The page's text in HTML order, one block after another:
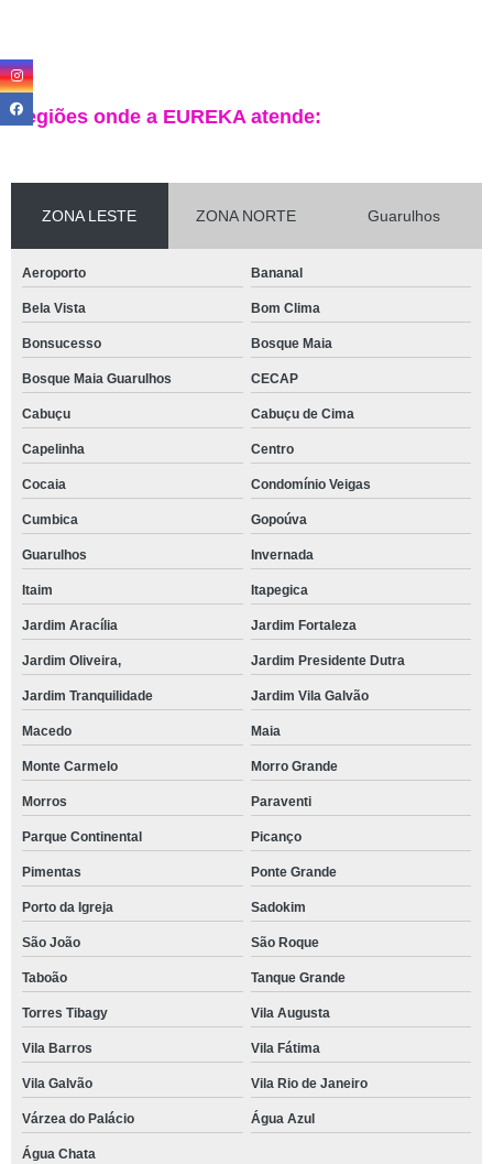
Regiões onde a EUREKA atende:
ZONA LESTE ZONA NORTE Guarulhos
Aeroporto Bananal
Bela Vista Bom Clima
Bonsucesso Bosque Maia
Bosque Maia Guarulhos CECAP
Cabuçu Cabuçu de Cima
Capelinha Centro
Cocaia Condomínio Veigas
Cumbica Gopoúva
Guarulhos Invernada
Itaim Itapegica
Jardim Aracília Jardim Fortaleza
Jardim Oliveira, Jardim Presidente Dutra
Jardim Tranquilidade Jardim Vila Galvão
Macedo Maia
Monte Carmelo Morro Grande
Morros Paraventi
Parque Continental Picanço
Pimentas Ponte Grande
Porto da Igreja Sadokim
São João São Roque
Taboão Tanque Grande
Torres Tibagy Vila Augusta
Vila Barros Vila Fátima
Vila Galvão Vila Rio de Janeiro
Várzea do Palácio Água Azul
Água Chata